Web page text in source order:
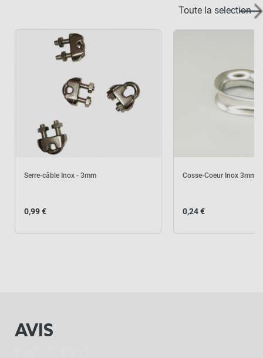
Toute la selection
Serre-câble Inox - 3mm
0,99 €
Cosse-Coeur Inox 3mm
0,24 €
AVIS